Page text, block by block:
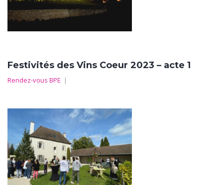
Festivités des Vins Coeur 2023 – acte 1
Rendez-vous BPE |